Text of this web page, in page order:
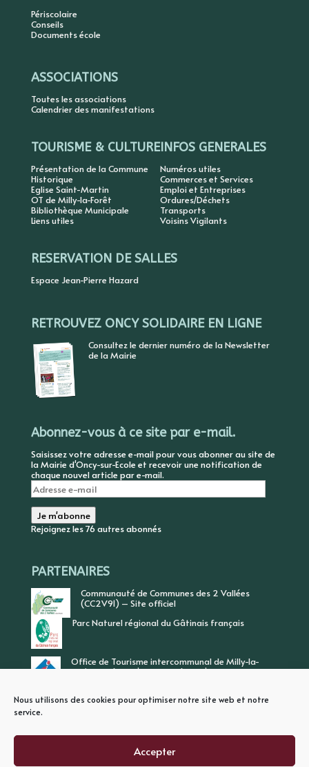
Nous utilisons des cookies pour optimiser notre site web et notre
service.
Accepter
Périscolaire
Conseils
Documents école
ASSOCIATIONS
Toutes les associations
Calendrier des manifestations
TOURISME & CULTURE
Présentation de la Commune
Historique
Eglise Saint-Martin
OT de Milly-la-Forêt
Bibliothèque Municipale
Liens utiles
INFOS GENERALES
Numéros utiles
Commerces et Services
Emploi et Entreprises
Ordures/Déchets
Transports
Voisins Vigilants
RESERVATION DE SALLES
Espace Jean-Pierre Hazard
RETROUVEZ ONCY SOLIDAIRE EN LIGNE
Consultez le dernier numéro de la Newsletter
de la Mairie
Abonnez-vous à ce site par e-mail.
Saisissez votre adresse e-mail pour vous abonner au site de
la Mairie d'Oncy-sur-Ecole et recevoir une notification de
chaque nouvel article par e-mail.
Adresse
e-
mail
Je m'abonne
Rejoignez les 76 autres abonnés
PARTENAIRES
Communauté de Communes des 2 Vallées
(CC2V91) – Site officiel
Parc Naturel régional du Gâtinais français
Office de Tourisme intercommunal de Milly-la-
Forêt, Vallée de l’Ecole, Vallée de l’Essonne